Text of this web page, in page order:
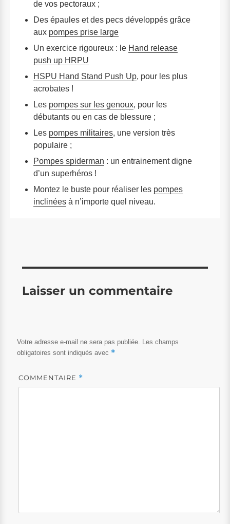
de vos pectoraux ;
Des épaules et des pecs développés grâce
aux pompes prise large
Un exercice rigoureux : le Hand release
push up HRPU
HSPU Hand Stand Push Up, pour les plus
acrobates !
Les pompes sur les genoux, pour les
débutants ou en cas de blessure ;
Les pompes militaires, une version très
populaire ;
Pompes spiderman : un entrainement digne
d’un superhéros !
Montez le buste pour réaliser les pompes
inclinées à n’importe quel niveau.
Laisser un commentaire
Votre adresse e-mail ne sera pas publiée.
Les champs
obligatoires sont indiqués avec *
COMMENTAIRE *